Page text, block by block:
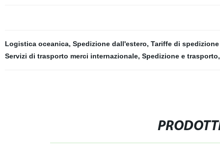
Logistica oceanica, Spedizione dall'estero, Tariffe di spedizione
Servizi di trasporto merci internazionale, Spedizione e trasporto